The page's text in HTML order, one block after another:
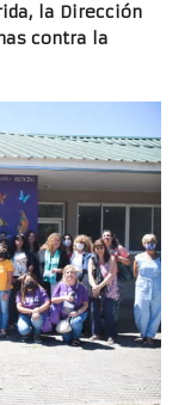
la Dirección
contra la